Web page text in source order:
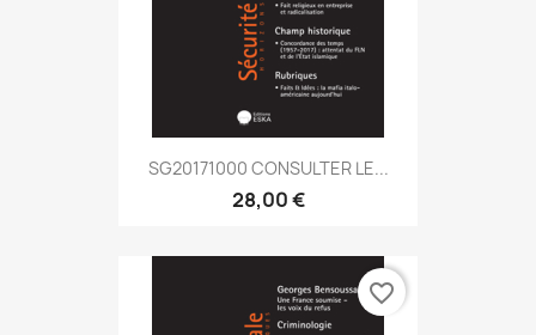
SG20171000 CONSULTER LE...
28,00 €
favorite_border